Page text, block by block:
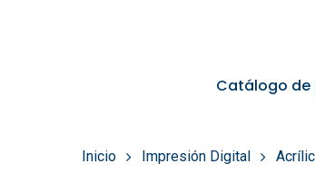
Catálogo
Inicio Impresión Digital